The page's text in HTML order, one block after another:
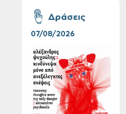
Δημοτική
Πινακοθήκη Χανίων:
Την Τρίτη 11/08
Δράσεις
07/08/2026